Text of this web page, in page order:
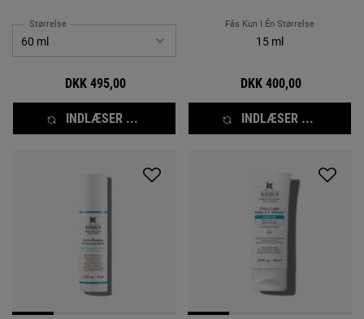
Størrelse
DKK 495,00
INDLÆSER ...
Fås Kun I Én Størrelse
15 ml
DKK 400,00
INDLÆSER ...